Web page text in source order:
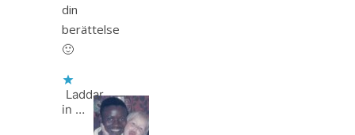
din
berättelse
🙂
Laddar
in …